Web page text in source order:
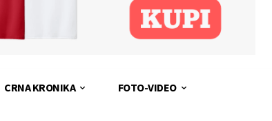
CRNA KRONIKA FOTO-VIDEO